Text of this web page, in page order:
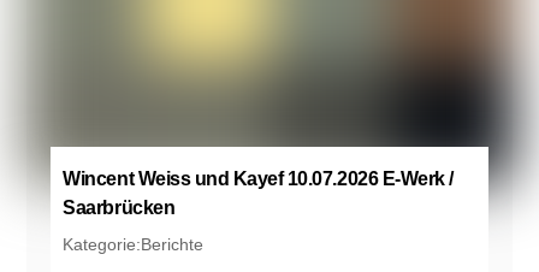
Wincent Weiss und Kayef 10.07.2026 E-Werk /
Saarbrücken
Kategorie:Berichte